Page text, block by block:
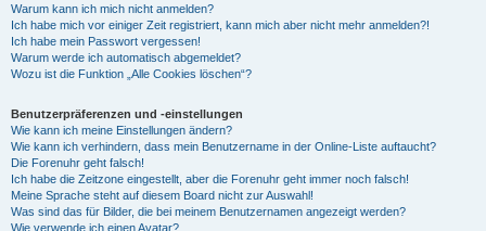
Warum kann ich mich nicht anmelden?
Ich habe mich vor einiger Zeit registriert, kann mich aber nicht mehr anmelden?!
Ich habe mein Passwort vergessen!
Warum werde ich automatisch abgemeldet?
Wozu ist die Funktion „Alle Cookies löschen“?
Benutzerpräferenzen und -einstellungen
Wie kann ich meine Einstellungen ändern?
Wie kann ich verhindern, dass mein Benutzername in der Online-Liste auftaucht?
Die Forenuhr geht falsch!
Ich habe die Zeitzone eingestellt, aber die Forenuhr geht immer noch falsch!
Meine Sprache steht auf diesem Board nicht zur Auswahl!
Was sind das für Bilder, die bei meinem Benutzernamen angezeigt werden?
Wie verwende ich einen Avatar?